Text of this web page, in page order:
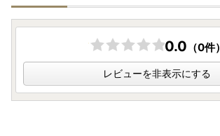
0.0 （0件）
レビューを非表示にする